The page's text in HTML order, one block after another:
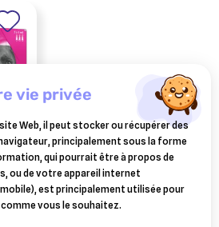
20 à
vie privée
Web, il peut stocker ou récupérer des
principalement sous la forme
qui pourrait être à propos de
ou de votre appareil internet
est principalement utilisée pour
vous le souhaitez.